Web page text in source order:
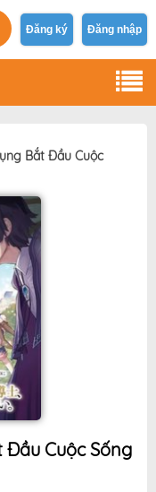
Đăng ký Đăng nhập
Bắt Đầu Cuộc
Đầu Cuộc Sống